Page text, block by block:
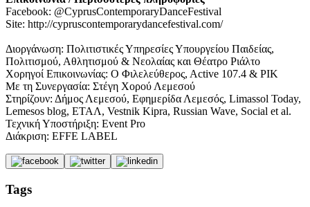
Facebook: @CyprusContemporaryDanceFestival
Site: http://cypruscontemporarydancefestival.com/
Διοργάνωση: Πολιτιστικές Υπηρεσίες Υπουργείου Παιδείας,
Πολιτισμού, Αθλητισμού & Νεολαίας και Θέατρο Ριάλτο
Χορηγοί Επικοινωνίας: Ο Φιλελεύθερος, Αctive 107.4 & ΡΙΚ
Με τη Συνεργασία: Στέγη Χορού Λεμεσού
Στηρίζουν: Δήμος Λεμεσού, Εφημερίδα Λεμεσός, Limassol Today,
Lemesos blog, ETAΛ, Vestnik Kipra, Russian Wave, Social et al.
Τεχνική Υποστήριξη: Event Pro
Διάκριση: EFFE LABEL
Tags